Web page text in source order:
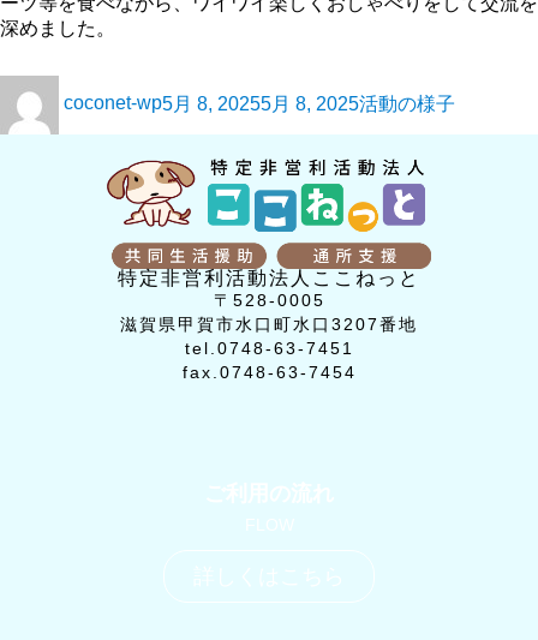
深めました。
coconet-wp5月 8, 20255月 8, 2025活動の様子
特定非営利活動法人ここねっと
〒528-0005
滋賀県甲賀市水口町水口3207番地
tel.0748-63-7451
fax.0748-63-7454
ご利用の流れ
FLOW
詳しくはこちら